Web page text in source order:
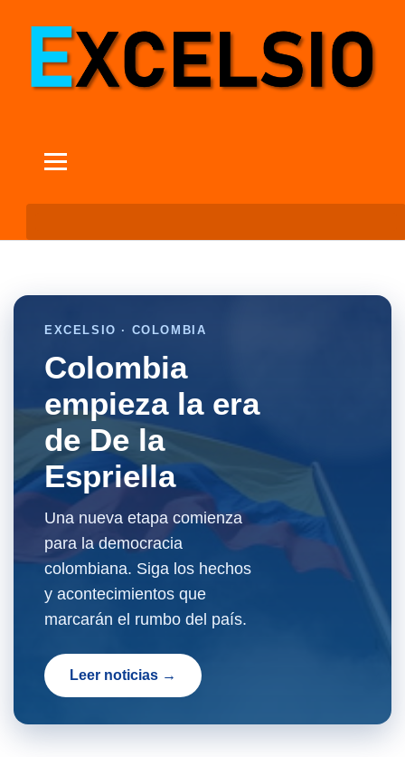
EXCELSIO · COLOMBIA
Colombia
empieza la era
de De la
Espriella
Una nueva etapa comienza
para la democracia
colombiana. Siga los hechos
y acontecimientos que
marcarán el rumbo del país.
Leer noticias →